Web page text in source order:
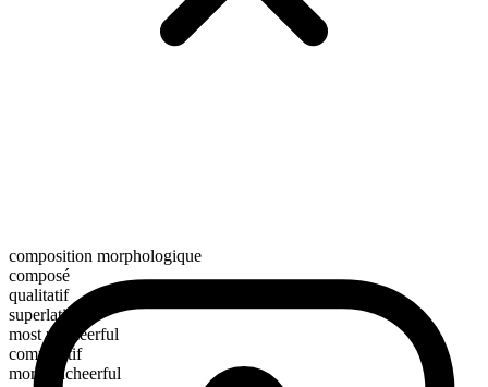
composition morphologique
composé
qualitatif
superlatif
most uncheerful
comparatif
more uncheerful